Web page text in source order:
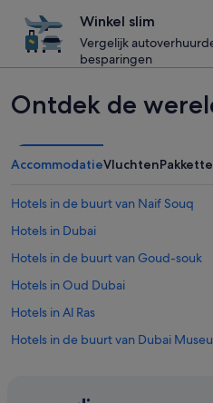
Winkel slim
Vergelijk
besparingen
Ontdek de
AccommodatieVluchten
Hotels in de buurt van Naif Souq
Hotels in Dubai
Hotels in de buurt van Goud-souk
Hotels in Oud Dubai
Hotels in Al Ras
Hotels in de buurt van Dubai